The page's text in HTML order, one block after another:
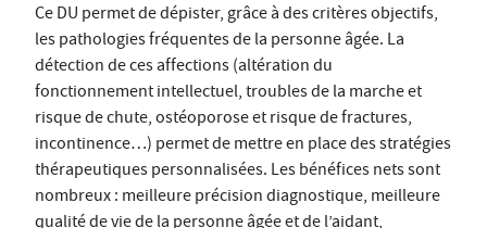
Ce DU permet de dépister, grâce à des critères objectifs,
les pathologies fréquentes de la personne âgée. La
détection de ces affections (altération du
fonctionnement intellectuel, troubles de la marche et
risque de chute, ostéoporose et risque de fractures,
incontinence…) permet de mettre en place des stratégies
thérapeutiques personnalisées. Les bénéfices nets sont
nombreux : meilleure précision diagnostique, meilleure